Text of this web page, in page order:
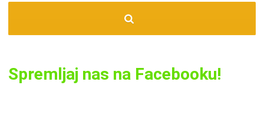
Spremljaj nas na Facebooku!